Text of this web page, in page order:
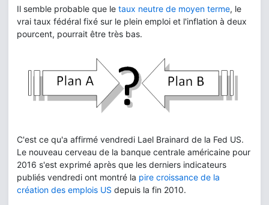
Il semble probable que le taux neutre de moyen terme, le
vrai taux fédéral fixé sur le plein emploi et l'inflation à deux
pourcent, pourrait être très bas.
C'est ce qu'a affirmé vendredi Lael Brainard de la Fed US.
Le nouveau cerveau de la banque centrale américaine pour
2016 s'est exprimé après que les derniers indicateurs
publiés vendredi ont montré la pire croissance de la
création des emplois US depuis la fin 2010.